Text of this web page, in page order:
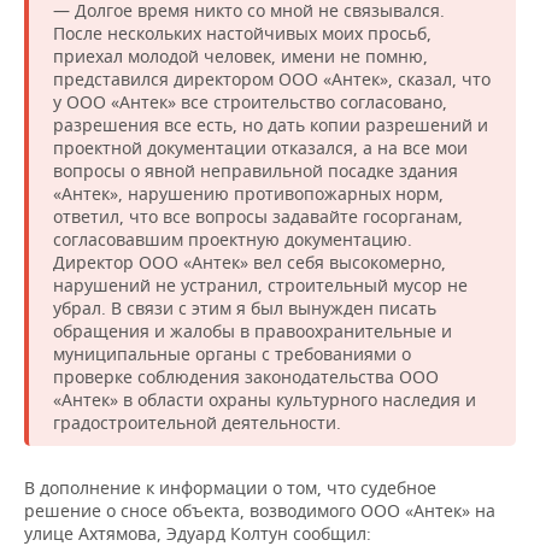
— Долгое время никто со мной не связывался.
После нескольких настойчивых моих просьб,
приехал молодой человек, имени не помню,
представился директором ООО «Антек», сказал, что
у ООО «Антек» все строительство согласовано,
разрешения все есть, но дать копии разрешений и
проектной документации отказался, а на все мои
вопросы о явной неправильной посадке здания
«Антек», нарушению противопожарных норм,
ответил, что все вопросы задавайте госорганам,
согласовавшим проектную документацию.
Директор ООО «Антек» вел себя высокомерно,
нарушений не устранил, строительный мусор не
убрал. В связи с этим я был вынужден писать
обращения и жалобы в правоохранительные и
муниципальные органы с требованиями о
проверке соблюдения законодательства ООО
«Антек» в области охраны культурного наследия и
градостроительной деятельности.
В дополнение к информации о том, что судебное
решение о сносе объекта, возводимого ООО «Антек» на
улице Ахтямова, Эдуард Колтун сообщил: